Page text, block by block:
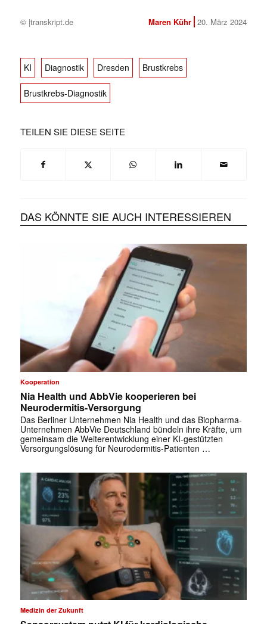
© |transkript.de Maren Kühr 20. März 2024
KI Diagnostik Dresden Brustkrebs
Brustkrebs-Diagnostik
TEILEN SIE DIESE SEITE
DAS KÖNNTE SIE AUCH INTERESSIEREN
Kooperation
Nia Health und AbbVie kooperieren bei
Neurodermitis-Versorgung
Das Berliner Unternehmen Nia Health und das Biopharma-
Unternehmen AbbVie Deutschland bündeln ihre Kräfte, um
gemeinsam die Weiterentwicklung einer KI-gestützten
Versorgungslösung für Neurodermitis-Patienten …
Medizin der Zukunft